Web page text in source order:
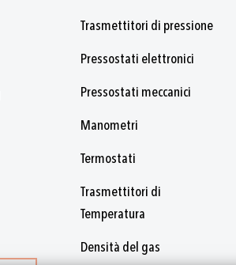
Trasmettitori di pressione
Pressostati elettronici
Pressostati meccanici
Manometri
Termostati
Trasmettitori di
Temperatura
Densità del gas